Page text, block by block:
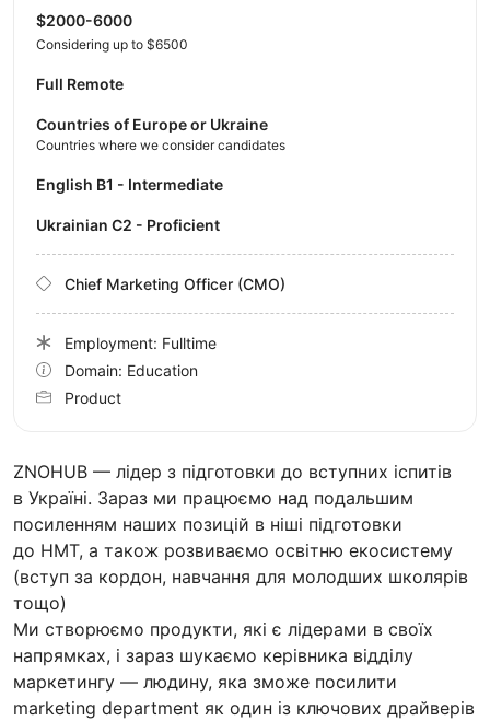
ZNOHUB — лідер з підготовки до вступних іспитів
в Україні. Зараз ми працюємо над подальшим
посиленням наших позицій в ніші підготовки
до НМТ, а також розвиваємо освітню екосистему
(вступ за кордон, навчання для молодших школярів
тощо)
Ми створюємо продукти, які є лідерами в своїх
напрямках, і зараз шукаємо керівника відділу
маркетингу — людину, яка зможе посилити
marketing department як один із ключових драйверів
$2000-6000
Considering up to $6500
Full Remote
Countries of Europe or Ukraine
Countries where we consider candidates
English B1 - Intermediate
Ukrainian C2 - Proficient
Chief Marketing Officer (CMO)
Employment: Fulltime
Domain: Education
Product